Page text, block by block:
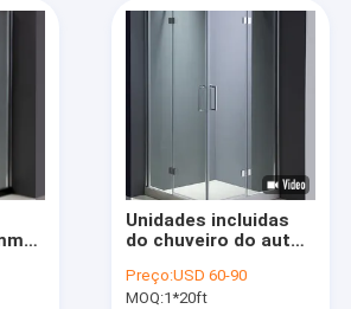
do chuveiro
do vapor
independente do chuveiro
chuveiro
Unidades incluidas
do chuveiro do auto
900x900x1900mm
Preço:USD 60-90
MOQ:1*20ft